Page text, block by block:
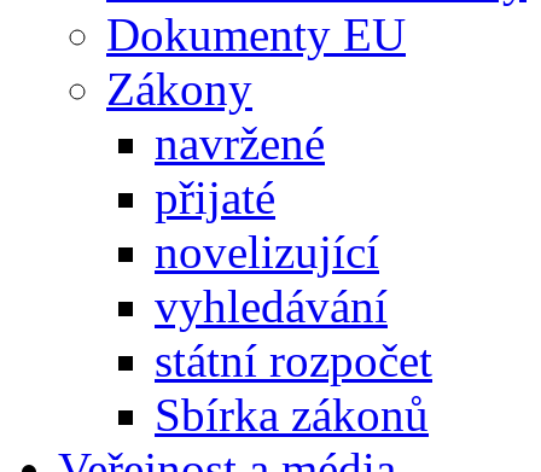
Dokumenty EU
Zákony
navržené
přijaté
novelizující
vyhledávání
státní rozpočet
Sbírka zákonů